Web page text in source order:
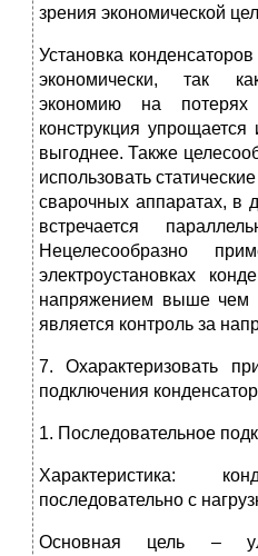
зрения экономической
Установка
экономически, так
экономию на
конструкция упрощается
выгоднее. Также
использовать
сварочных аппаратах, в
встречается
Нецелесообразно
электроустановках
напряжением выше чем
является контроль за
7. Охарактеризовать
подключения
1. Последовательное
Характеристика:
последовательно с
Основная цель –